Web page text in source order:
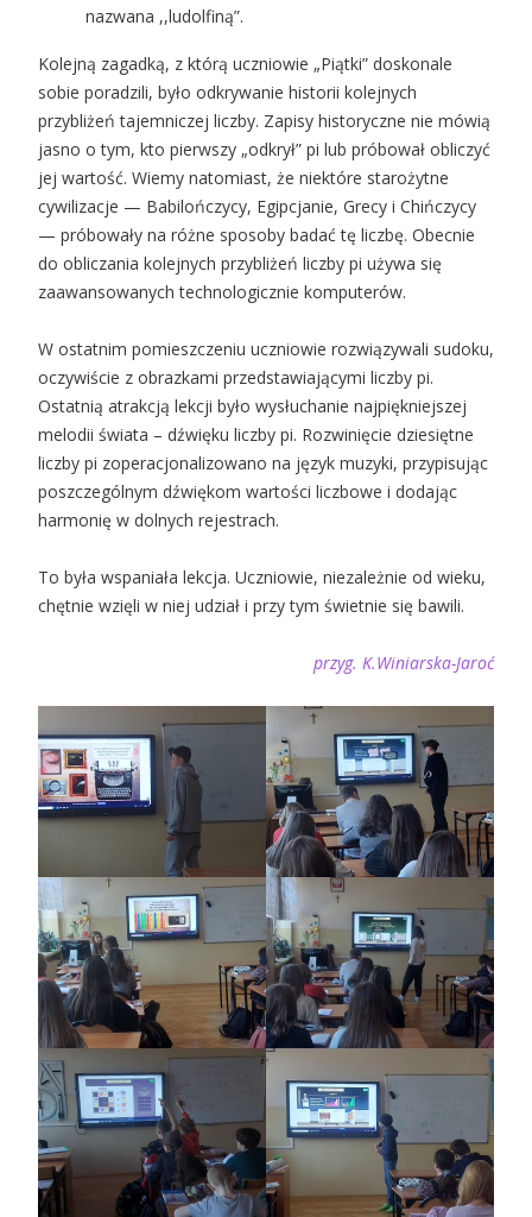
nazwana ,,ludolfiną”.
Kolejną zagadką, z którą uczniowie „Piątki” doskonale
sobie poradzili, było odkrywanie historii kolejnych
przybliżeń tajemniczej liczby. Zapisy historyczne nie mówią
jasno o tym, kto pierwszy „odkrył” pi lub próbował obliczyć
jej wartość. Wiemy natomiast, że niektóre starożytne
cywilizacje — Babilończycy, Egipcjanie, Grecy i Chińczycy
— próbowały na różne sposoby badać tę liczbę. Obecnie
do obliczania kolejnych przybliżeń liczby pi używa się
zaawansowanych technologicznie komputerów.
W ostatnim pomieszczeniu uczniowie rozwiązywali sudoku,
oczywiście z obrazkami przedstawiającymi liczby pi.
Ostatnią atrakcją lekcji było wysłuchanie najpiękniejszej
melodii świata – dźwięku liczby pi. Rozwinięcie dziesiętne
liczby pi zoperacjonalizowano na język muzyki, przypisując
poszczególnym dźwiękom wartości liczbowe i dodając
harmonię w dolnych rejestrach.
To była wspaniała lekcja. Uczniowie, niezależnie od wieku,
chętnie wzięli w niej udział i przy tym świetnie się bawili.
przyg. K.Winiarska-Jaroć